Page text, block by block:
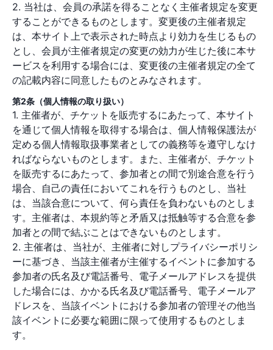
2. 当社は、会員の承諾を得ることなく主催者規定を変更
することができるものとします。変更後の主催者規定
は、本サイト上で表示された時点より効力を生じるもの
とし、会員が主催者規定の変更の効力が生じた後に本サ
ービスを利用する場合には、変更後の主催者規定の全て
の記載内容に同意したものとみなされます。
第2条（個人情報の取り扱い）
1. 主催者が、チケットを販売するにあたって、本サイト
を通じて個人情報を取得する場合は、個人情報保護法が
定める個人情報取扱事業者としての義務等を遵守しなけ
ればならないものとします。また、主催者が、チケット
を販売するにあたって、参加者との間で別途合意を行う
場合、自己の責任においてこれを行うものとし、当社
は、当該合意について、何ら責任を負わないものとしま
す。主催者は、本規約等と矛盾又は抵触等する合意を参
加者との間で結ぶことはできないものとします。
2. 主催者は、当社が、主催者に対しプライバシーポリシ
ーに基づき、当該主催者が主催するイベントに参加する
参加者の氏名及び電話番号、電子メールアドレスを提供
した場合には、かかる氏名及び電話番号、電子メールア
ドレスを、当該イベントにおける参加者の管理その他当
該イベントに必要な範囲に限って使用するものとしま
す。